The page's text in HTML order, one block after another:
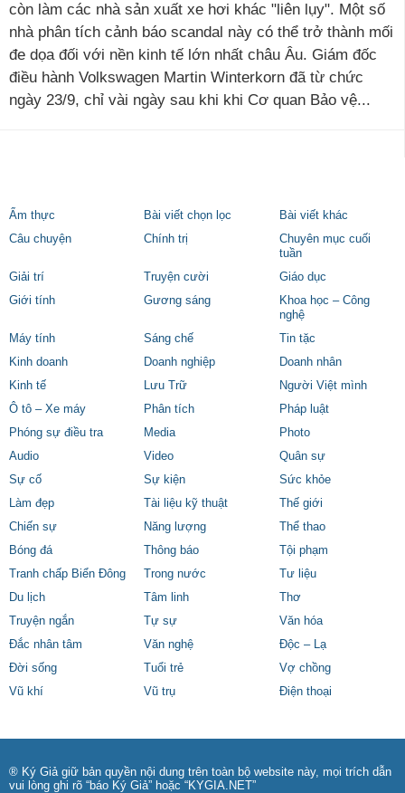
còn làm các nhà sản xuất xe hơi khác "liên lụy". Một số
nhà phân tích cảnh báo scandal này có thể trở thành mối
đe dọa đối với nền kinh tế lớn nhất châu Âu. Giám đốc
điều hành Volkswagen Martin Winterkorn đã từ chức
ngày 23/9, chỉ vài ngày sau khi khi Cơ quan Bảo vệ...
Ẩm thực Bài viết chọn lọc
Bài viết khác
Câu chuyện
Chính trị
Chuyên mục cuối
tuần
Giải trí
Truyện cười
Giáo dục
Giới tính
Gương sáng
Khoa học – Công
nghệ
Máy tính
Sáng chế
Tin tặc
Kinh doanh
Doanh nghiệp
Doanh nhân
Kinh tế
Lưu Trữ
Người Việt mình
Ô tô – Xe máy
Phân tích
Pháp luật
Phóng sự điều tra
Media
Photo
Audio
Video
Quân sự
Sự cố
Sự kiện
Sức khỏe
Làm đẹp
Tài liệu kỹ thuật
Thế giới
Chiến sự
Năng lượng
Thể thao
Bóng đá
Thông báo
Tội phạm
Tranh chấp Biển Đông
Trong nước
Tư liệu
Du lịch
Tâm linh
Thơ
Truyện ngắn
Tự sự
Văn hóa
Đắc nhân tâm
Văn nghệ
Độc – Lạ
Đời sống
Tuổi trẻ
Vợ chồng
Vũ khí
Vũ trụ Điện thoại
® Ký Giả giữ bản quyền nội dung trên toàn bộ website này, mọi trích dẫn
vui lòng ghi rõ “báo Ký Giả” hoặc “KYGIA.NET”